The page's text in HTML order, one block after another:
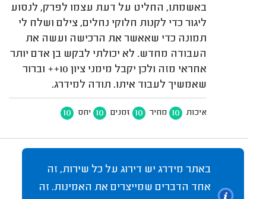
באשמתו, החליט על דעת עצמו לפרק, לנסוע
ליגור כדי לקנות חלוקי נחלים, צילם ושלח לי
תמונה כדי שאאשר את הרכישה ועשה את
העבודה מחדש. לא יכולתי לבקש בן אדם יותר
אחראי מזה ולכן יקבל מימני ציון 10++ וברור
שאמשיך לעבוד איתו. תודה למידרג.
איכות 10 מחיר 10 זמנים 10 יחס 10
באתר מידרג יש דירוג על כל שירות, זה
אחד הדברים שמייצרים את האמינות. זה